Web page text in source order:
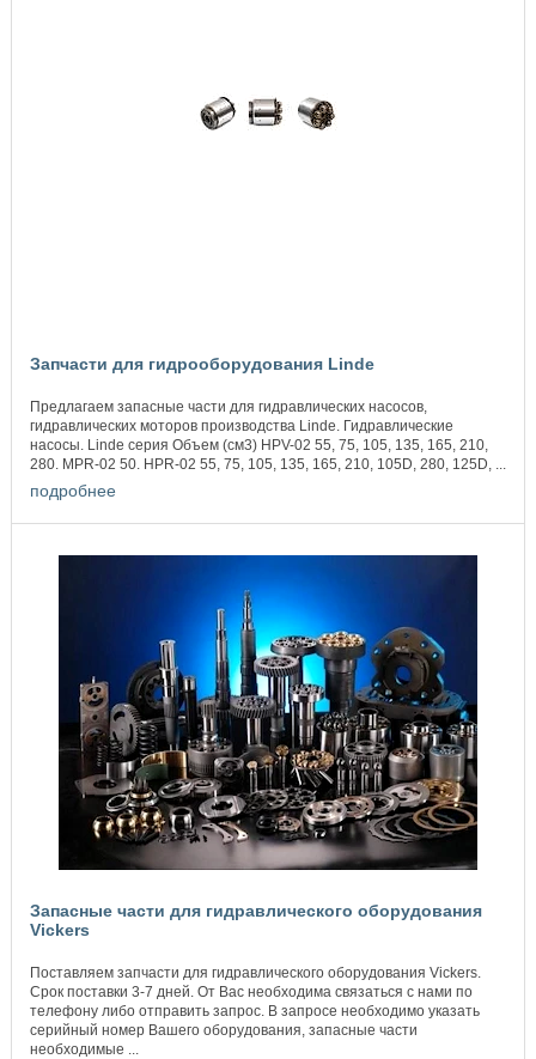
Запчасти для гидрооборудования Linde
Предлагаем запасные части для гидравлических насосов,
гидравлических моторов производства Linde. Гидравлические
насосы. Linde серия Объем (см3) HPV-02 55, 75, 105, 135, 165, 210,
280. MPR-02 50. HPR-02 55, 75, 105, 135, 165, 210, 105D, 280, 125D, ...
подробнее
Запасные части для гидравлического оборудования
Vickers
Поставляем запчасти для гидравлического оборудования Vickers.
Срок поставки 3-7 дней. От Вас необходима связаться с нами по
телефону либо отправить запрос. В запросе необходимо указать
серийный номер Вашего оборудования, запасные части
необходимые ...